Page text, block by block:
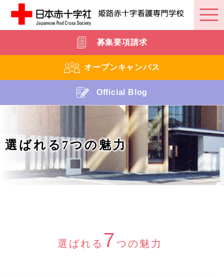
募集要項請求
オープンキャンパス
Official Blog
選ばれる7つの魅力
選ばれる 7 つの魅力